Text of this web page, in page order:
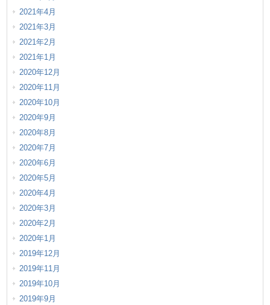
2021年4月
2021年3月
2021年2月
2021年1月
2020年12月
2020年11月
2020年10月
2020年9月
2020年8月
2020年7月
2020年6月
2020年5月
2020年4月
2020年3月
2020年2月
2020年1月
2019年12月
2019年11月
2019年10月
2019年9月